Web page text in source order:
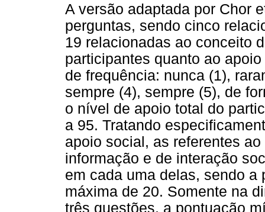
A versão adaptada por Chor
perguntas, sendo cinco
19 relacionadas ao conceito
participantes quanto ao
de frequência: nunca (1),
sempre (4), sempre (5), de
o nível de apoio total do
a 95. Tratando
apoio social, as referentes
informação e de interação
em cada uma delas, sendo
máxima de 20. Somente na
três questões, a pontuação